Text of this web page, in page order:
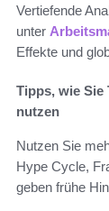
Vertiefende
unter
Effekte und
Tipps, wie Sie
nutzen
Nutzen Sie
Hype Cycle,
geben frühe